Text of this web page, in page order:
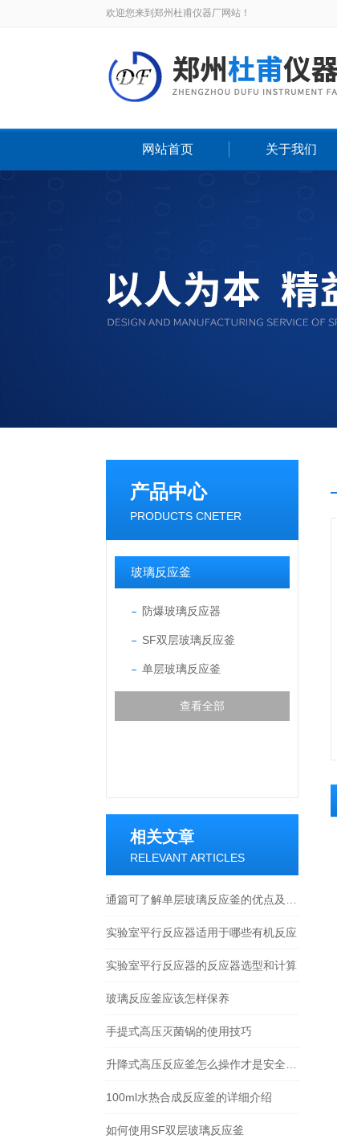
欢迎您来到郑州杜甫仪器厂网站！
网站首页 关于我们
产品中心
PRODUCTS CNETER
玻璃反应釜
防爆玻璃反应器
SF双层玻璃反应釜
单层玻璃反应釜
查看全部
相关文章
RELEVANT ARTICLES
实验室平行反应器适用于哪些有机反应
实验室平行反应器的反应器选型和计算
玻璃反应釜应该怎样保养
手提式高压灭菌锅的使用技巧
100ml水热合成反应釜的详细介绍
如何使用SF双层玻璃反应釜